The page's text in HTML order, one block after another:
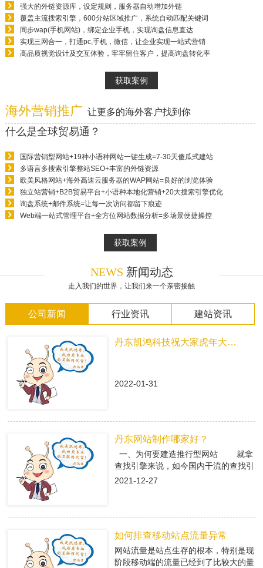
强大的外链资源库，设定规则，服务器自动增加外链
覆盖主流搜索引擎，600分站区域推广，系统自动匹配关键词
同步wap(手机网站)，绑定企业手机，实现询盘信息直达
实现三网合一，打通pc,手机，微信，让企业实现一站式营销
高品质视觉设计及交互体验，牢牢留住客户，提高询盘转化率
获取案例
海外营销推广 让更多的海外客户找到你
什么是全球贸易通？
国际营销型网站+19种小语种网站一键生成=7-30天傻瓜式建站
多语言多搜索引擎整站SEO+丰富的外链资源
欧美风格网站+海外高速云服务器的WAP网站=良好的浏览体验
独立站营销+B2B贸易平台+小语种本地化营销+20大搜索引擎优化
询盘系统+邮件系统=让每一次访问都留下痕迹
Web端一站式管理平台+全方位网站数据分析=多场景便捷操控
获取案例
NEWS 新闻动态
走入我们的世界，让我们来一个亲密接触
公司新闻 行业资讯 建站资讯
丹东凯鸿科技祝大家虎年大吉！
2022-01-31
丹东网站制作哪家好？
一、为何要建造推行型网站 就拿
查找引擎来说，如今国内干流的查找引
擎baidu、360、搜狗有着大量的用户
导进入推行型网站中，使用推行型网站
有的优势，转化成客户; 二、丹东
网站制作是怎么挑选专业的搭站公司
2021-12-27
如何排查移动站点流量异常
网站流量是站点生存的根本，特别是现
阶段移动端的流量已经到了比较大的量